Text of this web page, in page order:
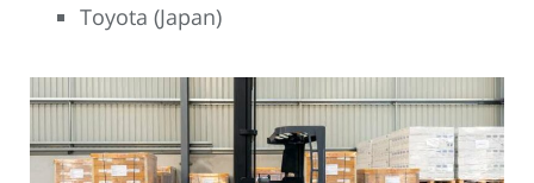
Toyota (Japan)